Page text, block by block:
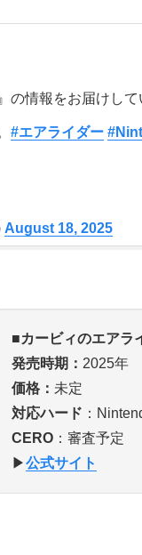
の情報をお届けして
#エアライダー
August 18, 2025
■カービィのエアラ
発売時期： 2025年
価格： 未定
対応ハード ：
CERO ：審査予定
▶︎公式サイト